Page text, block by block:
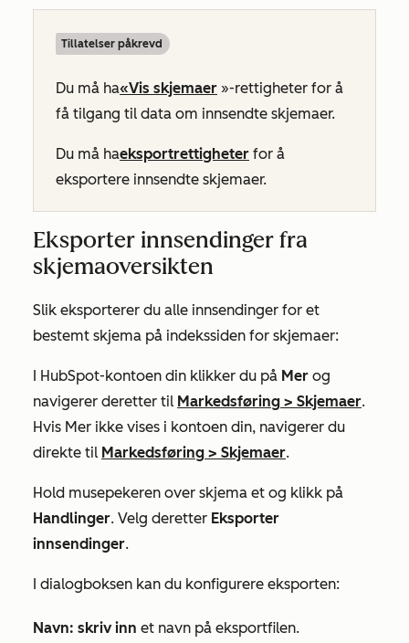
Tillatelser påkrevd
Du må ha«Vis skjemaer »-rettigheter for å
få tilgang til data om innsendte skjemaer.
Du må haeksportrettigheter for å
eksportere innsendte skjemaer.
Eksporter innsendinger fra
skjemaoversikten
Slik eksporterer du alle innsendinger for et
bestemt skjema på indekssiden for skjemaer:
I HubSpot-kontoen din klikker du på Mer og
navigerer deretter til Markedsføring > Skjemaer.
Hvis Mer ikke vises i kontoen din, navigerer du
direkte til Markedsføring > Skjemaer.
Hold musepekeren over skjema et og klikk på
Handlinger. Velg deretter Eksporter
innsendinger.
I dialogboksen kan du konfigurere eksporten:
Navn: skriv inn et navn på eksportfilen.